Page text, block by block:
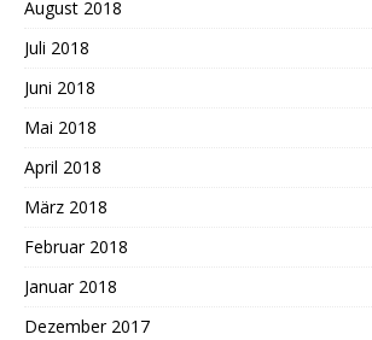
August 2018
Juli 2018
Juni 2018
Mai 2018
April 2018
März 2018
Februar 2018
Januar 2018
Dezember 2017